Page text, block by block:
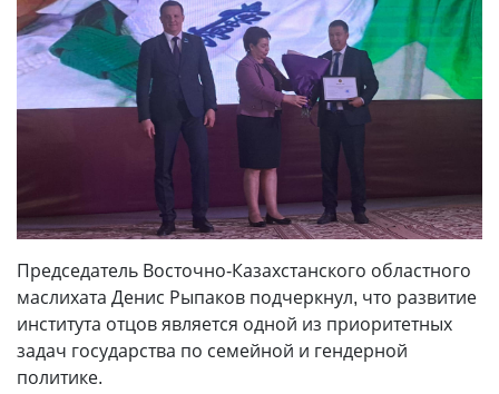
Председатель Восточно-Казахстанского областного
маслихата Денис Рыпаков подчеркнул, что развитие
института отцов является одной из приоритетных
задач государства по семейной и гендерной
политике.